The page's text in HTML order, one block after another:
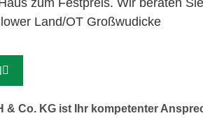
Land/OT Großwudicke
& Co. KG ist Ihr kompetenter